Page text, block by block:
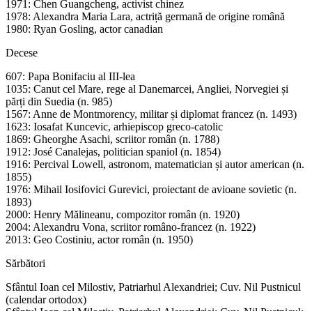
1971: Chen Guangcheng, activist chinez
1978: Alexandra Maria Lara, actriță germană de origine română
1980: Ryan Gosling, actor canadian
Decese
607: Papa Bonifaciu al III-lea
1035: Canut cel Mare, rege al Danemarcei, Angliei, Norvegiei și
părți din Suedia (n. 985)
1567: Anne de Montmorency, militar și diplomat francez (n. 1493)
1623: Iosafat Kuncevic, arhiepiscop greco-catolic
1869: Gheorghe Asachi, scriitor român (n. 1788)
1912: José Canalejas, politician spaniol (n. 1854)
1916: Percival Lowell, astronom, matematician și autor american (n.
1855)
1976: Mihail Iosifovici Gurevici, proiectant de avioane sovietic (n.
1893)
2000: Henry Mălineanu, compozitor român (n. 1920)
2004: Alexandru Vona, scriitor româno-francez (n. 1922)
2013: Geo Costiniu, actor român (n. 1950)
Sărbători
Sfântul Ioan cel Milostiv, Patriarhul Alexandriei; Cuv. Nil Pustnicul
(calendar ortodox)